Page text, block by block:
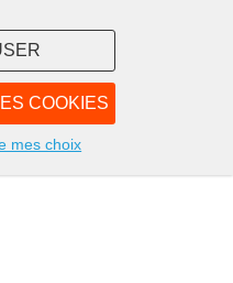
COOKIES
mes choix